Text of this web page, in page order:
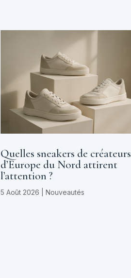
Quelles sneakers de créateurs
d’Europe du Nord attirent
l’attention ?
5 Août 2026 Nouveautés